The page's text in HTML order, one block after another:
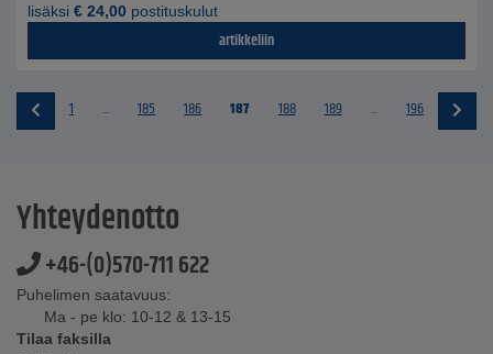
lisäksi € 24,00 postituskulut
artikkeliin
1 ... 185 186 187 188 189 ... 196
Yhteydenotto
+46-(0)570-711 622
Puhelimen saatavuus:
Ma - pe klo: 10-12 & 13-15
Tilaa faksilla